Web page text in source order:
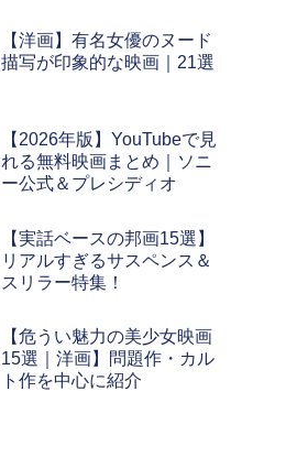
【洋画】有名女優のヌード
描写が印象的な映画｜21選
【2026年版】YouTubeで見
れる無料映画まとめ｜ソニ
ー公式＆プレシディオ
【実話ベースの邦画15選】
リアルすぎるサスペンス＆
スリラー特集！
【危うい魅力の美少女映画
15選｜洋画】問題作・カル
ト作を中心に紹介